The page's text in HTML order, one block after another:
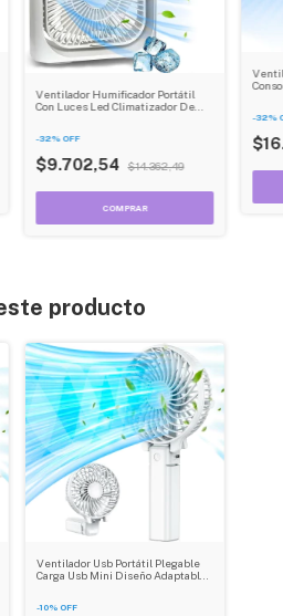
Ventilador Humificador Portátil
Con Luces Led Climatizador De
-32% OFF
$9.702,54 $14.362,49
-32%
producto
Ventilador Usb Portátil Plegable
Carga Usb Mini Diseño Adaptable
-10% OFF